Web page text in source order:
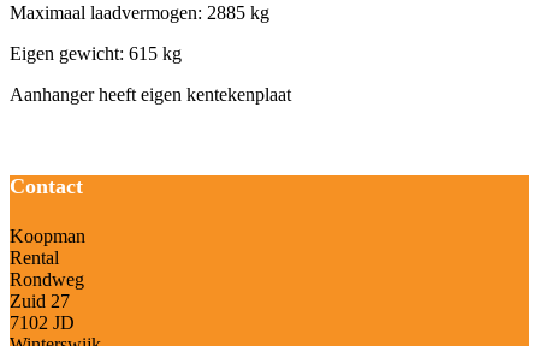
Maximaal laadvermogen: 2885 kg
Eigen gewicht: 615 kg
Aanhanger heeft eigen kentekenplaat
Contact
Koopman
Rental
Rondweg
Zuid 27
7102 JD